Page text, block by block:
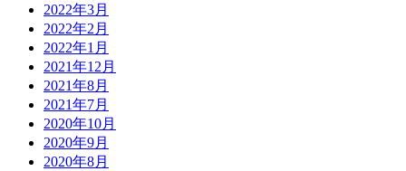
2022年3月
2022年2月
2022年1月
2021年12月
2021年8月
2021年7月
2020年10月
2020年9月
2020年8月